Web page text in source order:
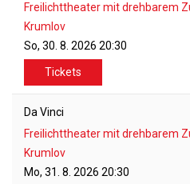
Freilichttheater mit drehbarem
Krumlov
So, 30. 8. 2026 20:30
Tickets
Da Vinci
Freilichttheater mit drehbarem
Krumlov
Mo, 31. 8. 2026 20:30